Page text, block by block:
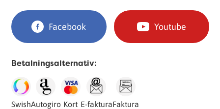
Facebook Youtube
Betalningsalternativ:
SwishAutogiro Kort E-fakturaFaktura